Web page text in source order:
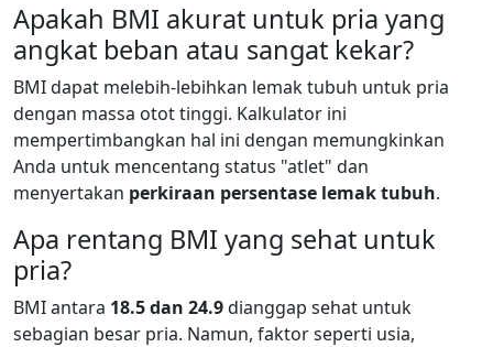
Apakah BMI akurat untuk pria yang
angkat beban atau sangat kekar?
BMI dapat melebih-lebihkan lemak tubuh untuk pria
dengan massa otot tinggi. Kalkulator ini
mempertimbangkan hal ini dengan memungkinkan
Anda untuk mencentang status "atlet" dan
menyertakan perkiraan persentase lemak tubuh.
Apa rentang BMI yang sehat untuk
pria?
BMI antara 18.5 dan 24.9dianggap sehat untuk
sebagian besar pria. Namun, faktor seperti usia,